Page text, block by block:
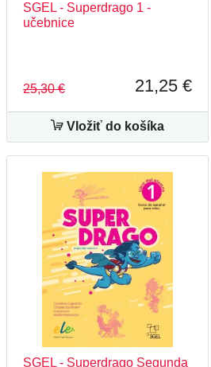
SGEL - Superdrago 1 -
učebnice
25,30 € 21,25 €
Vložiť do košíka
SGEL - Superdrago Segunda